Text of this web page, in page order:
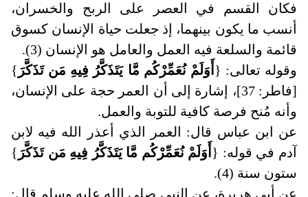
فكان القسم في العصر على الربح والخسران،
أنسب ما يكون بينهما، إذ جعلت حياة الإنسان كسوق
قائمة والسلعة فيه العمل والعامل هو الإنسان (3).
وقوله تعالى:
{ أَوَلَمْ نُعَمِّرْكُم مَّا يَتَذَكَّرُ فِيهِ مَن تَذَكَّرَ }
[فاطر: 37]، إشارة إلى أن العمر حجة على الإنسان،
وأنه مُنح فرصة كافية للتوبة والعمل.
عن ابن عباس قال: العمر الذي أعذر الله فيه لابن
آدم في قوله: { أَوَلَمْ نُعَمِّرْكُم مَّا يَتَذَكَّرُ فِيهِ مَن تَذَكَّرَ }
ستون سنة (4).
عن أبي هريرة، عن النبي صلى الله عليه وسلم قال: